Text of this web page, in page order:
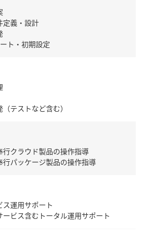
定義・設計
ト・初期設定
（テストなど含む）
行クラウド製品の操作指導
行パッケージ製品の操作指導
ス運用サポート
ービス含むトータル運用サポート